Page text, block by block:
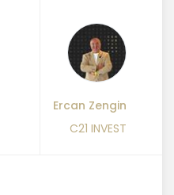
Ercan Zengin
C21 INVEST